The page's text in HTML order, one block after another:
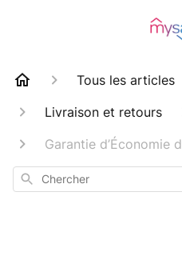
Tous les articles
Livraison et retours
Garantie d’Économie
Chercher